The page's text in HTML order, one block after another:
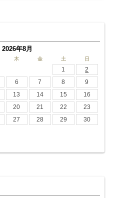
2026年8月
木 金 土 日
1
2
6 7 8
9
13 14 15
16
20 21 22
23
27 28 29
30